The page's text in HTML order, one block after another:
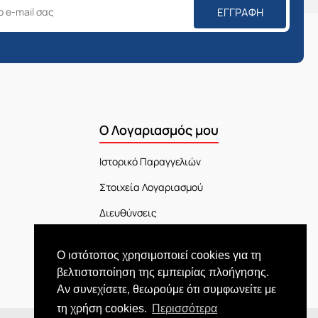
Ο ιστότοπος χρησιμοποιεί cookies για τη
βελτιστοποίηση της εμπειρίας πλοήγησης.
Αν συνεχίσετε, θεωρούμε ότι συμφωνείτε με
τη χρήση cookies. Περισσότερα
ΕΓΓΡΑΦΉ
Ο Λογαριασμός μου
Ιστορικό Παραγγελιών
Στοιχεία Λογαριασμού
Διευθύνσεις
Εξέλιξη Παραγγελίας